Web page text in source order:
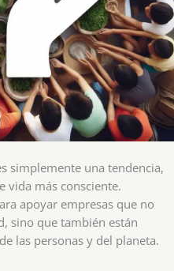
simplemente una tendencia,
vida más consciente.
apoyar empresas que no
sino que también están
las personas y del planeta.